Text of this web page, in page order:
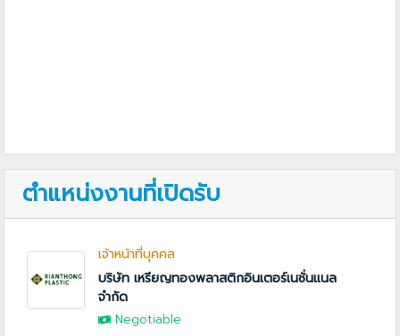
ตำแหน่งงานที่เปิดรับ
เจ้าหน้าที่บุคคล
บริษัท เหรียญทองพลาสติกอินเตอร์เนชั่นแนล
จำกัด
Negotiable